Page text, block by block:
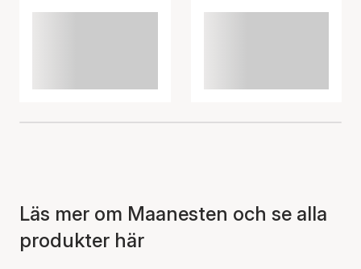
Läs mer om Maanesten och se alla
produkter här